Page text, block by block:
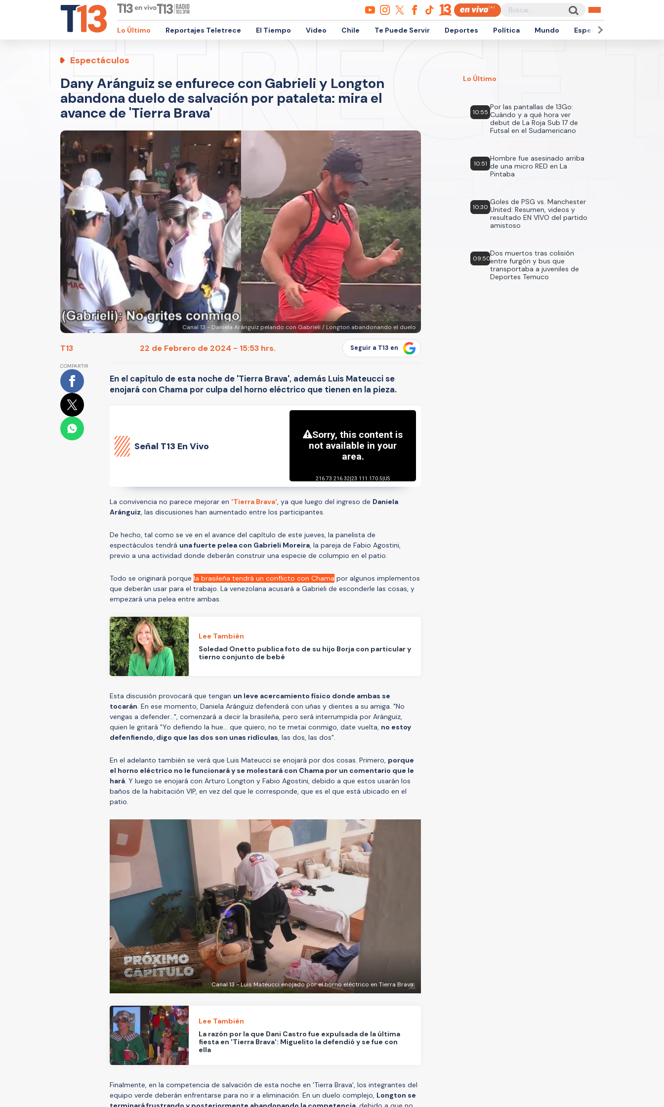
Lo Último Reportajes Teletrece El Tiempo Video Chile Te Puede Servir Deportes Política Mundo Espectáculos
Espectáculos
Dany Aránguiz se enfurece con Gabrieli y Longton
abandona duelo de salvación por pataleta: mira el
avance de 'Tierra Brava'
Canal 13 - Daniela Aránguiz pelando con Gabrieli / Longton abandonando el duelo
T13 22 de Febrero de 2024 - 15:53 hrs. Seguir a T13 en
COMPARTIR
En el capítulo de esta noche de 'Tierra Brava', además Luis Mateucci se
enojará con Chama por culpa del horno eléctrico que tienen en la pieza.
Señal T13 En Vivo
La convivencia no parece mejorar en 'Tierra Brava', ya que luego del ingreso de Daniela
Aránguiz, las discusiones han aumentado entre los participantes.
De hecho, tal como se ve en el avance del capítulo de este jueves, la panelista de
espectáculos tendrá una fuerte pelea con Gabrieli Moreira, la pareja de Fabio Agostini,
previo a una actividad donde deberán construir una especie de columpio en el patio.
Todo se originará porque la brasileña tendrá un conflicto con Chama por algunos implementos
que deberán usar para el trabajo. La venezolana acusará a Gabrieli de esconderle las cosas, y
empezará una pelea entre ambas.
Lee También
Soledad Onetto publica foto de su hijo Borja con particular y
tierno conjunto de bebé
Esta discusión provocará que tengan un leve acercamiento físico donde ambas se
tocarán. En ese momento, Daniela Aránguiz defenderá con uñas y dientes a su amiga. "No
vengas a defender...", comenzará a decir la brasileña, pero será interrumpida por Aránguiz,
quien le gritará "Yo defiendo la hue... que quiero, no te metai conmigo, date vuelta, no estoy
defenfiendo, digo que las dos son unas ridículas, las dos, las dos".
En el adelanto también se verá que Luis Mateucci se enojará por dos cosas. Primero, porque
el horno eléctrico no le funcionará y se molestará con Chama por un comentario que le
hará. Y luego se enojará con Arturo Longton y Fabio Agostini, debido a que estos usarán los
baños de la habitación VIP, en vez del que le corresponde, que es el que está ubicado en el
patio.
Canal 13 - Luis Mateucci enojado por el horno eléctrico en Tierra Brava
Lee También
La razón por la que Dani Castro fue expulsada de la última
fiesta en 'Tierra Brava': Miguelito la defendió y se fue con
ella
Finalmente, en la competencia de salvación de esta noche en 'Tierra Brava', los integrantes del
equipo verde deberán enfrentarse para no ir a eliminación. En un duelo complejo, Longton se
Lo Último
10:55
Por las pantallas de 13Go:
Cuándo y a qué hora ver
debut de La Roja Sub 17 de
Futsal en el Sudamericano
10:51
Hombre fue asesinado arriba
de una micro RED en La
Pintaba
10:30
Goles de PSG vs. Manchester
United: Resumen, videos y
resultado EN VIVO del partido
amistoso
09:50
Dos muertos tras colisión
entre furgón y bus que
transportaba a juveniles de
Deportes Temuco